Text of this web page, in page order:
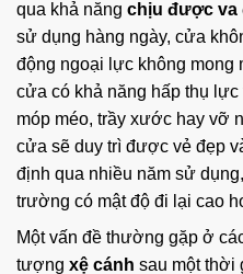
qua khả năng chịu được va
sử dụng hàng ngày, cửa
động ngoại lực không mong
cửa có khả năng hấp thụ
móp méo, trầy xước hay vỡ
cửa sẽ duy trì được vẻ đẹp
định qua nhiều năm sử
trường có mật độ đi lại cao
Một vấn đề thường gặp ở
tượng xệ cánh sau một thời